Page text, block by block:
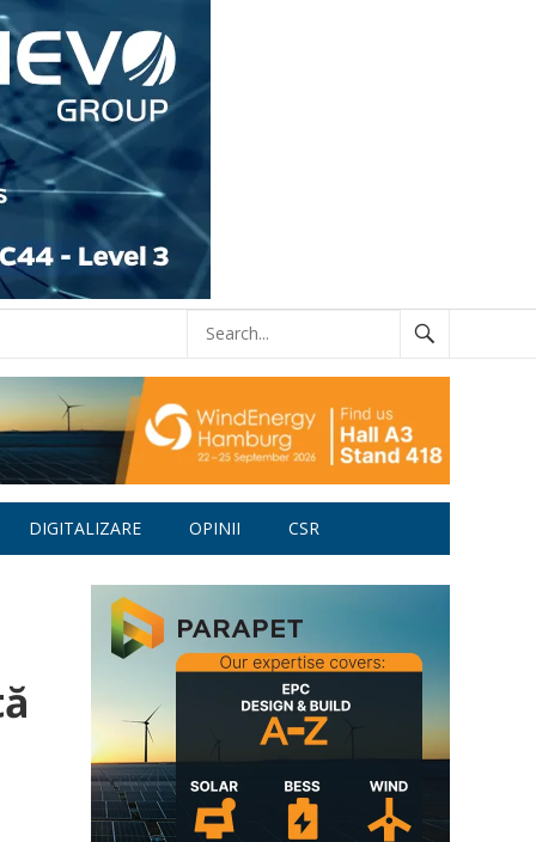
DIGITALIZARE OPINII CSR